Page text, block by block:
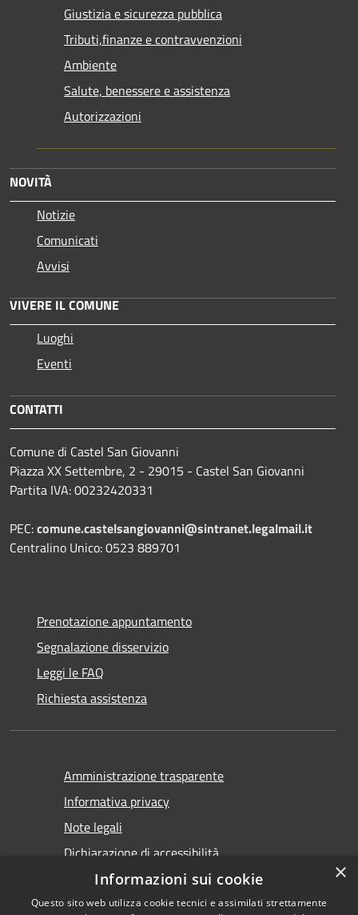
Giustizia e sicurezza pubblica
Tributi,finanze e contravvenzioni
Ambiente
Salute, benessere e assistenza
Autorizzazioni
NOVITÀ
Notizie
Comunicati
Avvisi
VIVERE IL COMUNE
Luoghi
Eventi
CONTATTI
Comune di Castel San Giovanni
Piazza XX Settembre, 2 - 29015 - Castel San Giovanni
Partita IVA: 00232420331
PEC:comune.castelsangiovanni@sintranet.legalmail.it
Centralino Unico: 0523 889701
Prenotazione appuntamento
Segnalazione disservizio
Leggi le FAQ
Richiesta assistenza
Amministrazione trasparente
Informativa privacy
Note legali
Dichiarazione di accessibilità
×
Informazioni sui cookie
Questo sito web utilizza cookie tecnici e assimilati strettamente